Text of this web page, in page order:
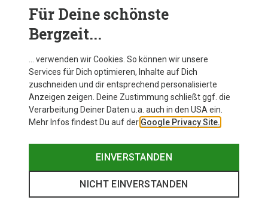
Für Deine schönste
Bergzeit...
… verwenden wir Cookies. So können wir unsere
Services für Dich optimieren, Inhalte auf Dich
zuschneiden und dir entsprechend personalisierte
Anzeigen zeigen. Deine Zustimmung schließt ggf. die
Verarbeitung Deiner Daten u.a. auch in den USA ein.
Mehr Infos findest Du auf der Google Privacy Site.
EINVERSTANDEN
NICHT EINVERSTANDEN